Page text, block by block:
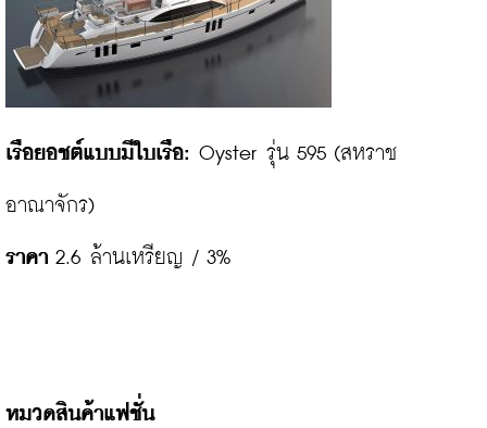
เรือยอชต์แบบมีใบเรือ: Oyster รุ่น 595 (สหราช
ราคา 2.6 ล้านเหรียญ / 3%
หมวดสินค้าแฟชั่น